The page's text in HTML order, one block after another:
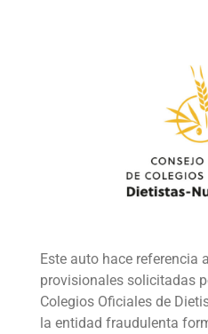
Este auto hace referencia
provisionales solicitadas
Colegios Oficiales de
la entidad fraudulenta